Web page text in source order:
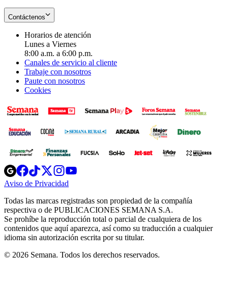
Contáctenos
Horarios de atención
Lunes a Viernes
8:00 a.m. a 6:00 p.m.
Canales de servicio al cliente
Trabaje con nosotros
Paute con nosotros
Cookies
Opens
in
new
Opens
in
new
Opens
in
new
window
Opens
new
windowwindow
Aviso de Privacidad
new
window
Todas las marcas registradas son propiedad de la compañía
respectiva o de PUBLICACIONES SEMANA S.A.
Se prohíbe la reproducción total o parcial de cualquiera de los
contenidos que aquí aparezca, así como su traducción a cualquier
idioma sin autorización escrita por su titular.
© 2026 Semana. Todos los derechos reservados.